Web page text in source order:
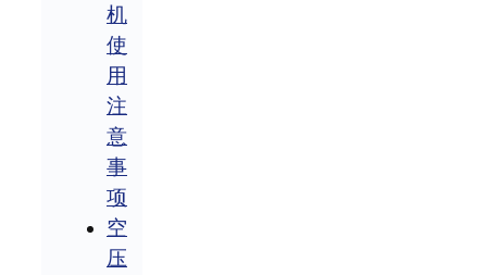
机
使
用
注
意
事
项
空
压